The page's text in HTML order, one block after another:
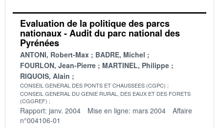
Evaluation de la politique des parcs
nationaux - Audit du parc national des
Pyrénées
ANTONI, Robert-Max
BADRE, Michel
FOURLON, Jean-Pierre
MARTINEL, Philippe
RIQUOIS, Alain
CONSEIL GENERAL DES PONTS ET CHAUSSEES (CGPC)
CONSEIL GENERAL DU GENIE RURAL, DES EAUX ET DES FORETS
(CGGREF)
Rapport: janv. 2004 Mise en ligne: mars 2004
Affaire
n°004106-01